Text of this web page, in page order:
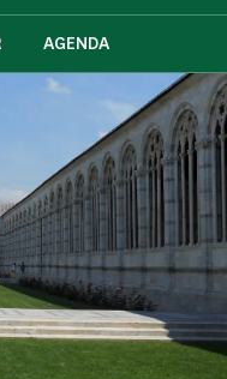
AGENDA